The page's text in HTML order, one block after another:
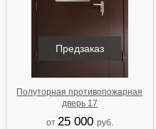
Предзаказ
Полуторная противопожарная
дверь 17
от 25 000 руб.